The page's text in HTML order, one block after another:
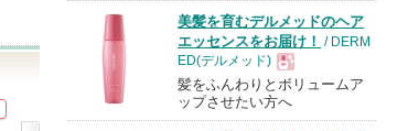
品
美髪を育むデルメッドのヘア
エッセンスをお届け！ / DERM
ED(デルメッド)
現
髪をふんわりとボリュームア
ップさせたい方へ